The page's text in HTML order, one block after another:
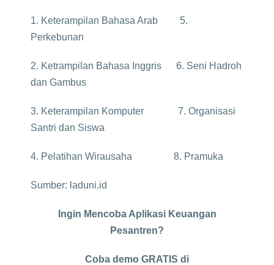
1. Keterampilan Bahasa Arab 5.
Perkebunan
2. Ketrampilan Bahasa Inggris 6. Seni Hadroh
dan Gambus
3. Keterampilan Komputer 7. Organisasi
Santri dan Siswa
4. Pelatihan Wirausaha 8. Pramuka
Sumber: laduni.id
Ingin Mencoba Aplikasi Keuangan
Pesantren?
Coba demo GRATIS di